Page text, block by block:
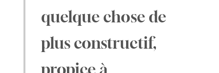
quelque chose de
plus constructif,
propice à